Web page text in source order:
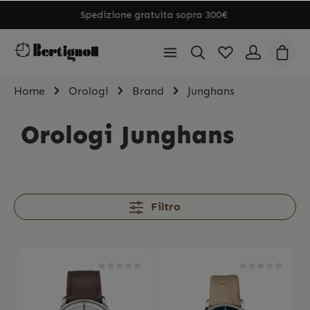
Spedizione gratuita sopra 300€
Home Orologi Brand Junghans
Orologi Junghans
Filtro